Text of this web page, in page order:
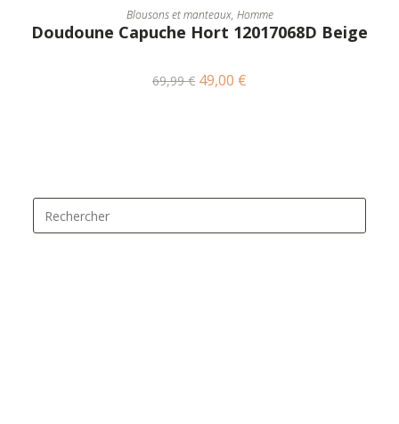
CHOIX DES OPTIONS
Blousons et manteaux, Homme
Doudoune Capuche Hort 12017068D Beige
69,99€ 49,00 €